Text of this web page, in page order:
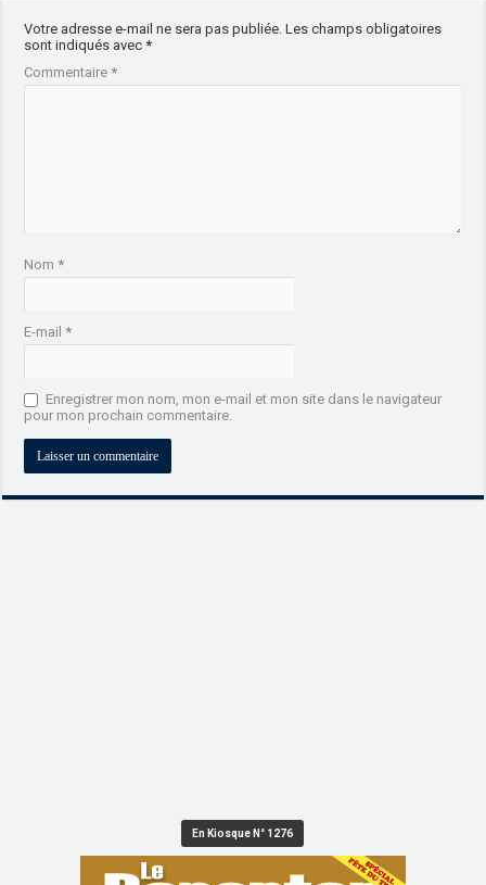
Votre adresse e-mail ne sera pas publiée. Les champs obligatoires
sont indiqués avec*
Commentaire*
Nom*
E-mail*
Enregistrer mon nom, mon e-mail et mon site dans le navigateur
pour mon prochain commentaire.
En Kiosque N° 1276